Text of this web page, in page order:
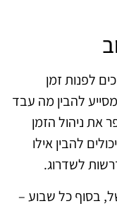
לפנות זמן
להבין מה עבד
את ניהול הזמן
להבין אילו
לשדרוג.
בסוף כל שבוע –